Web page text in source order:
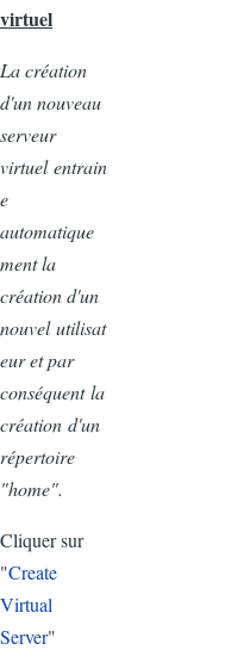
virtuel
Lacréation
d'unnouveau
serveur
virtuel entrain
e
automatique
mentla
créationd'un
nouvel utilisat
euret par
conséquentla
création d'un
répertoire
"home".
Cliquersur
"Create
Virtual
Server"